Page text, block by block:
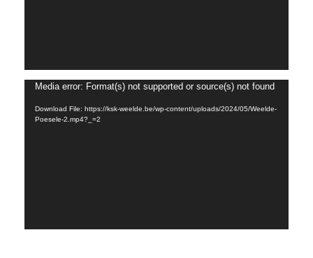
Video
Player
Media error: Format(s) not supported or source(s) not found
Download File: https://ksk-weelde.be/wp-content/uploads/2024/05/Weelde-
Poesele-2.mp4?_=2